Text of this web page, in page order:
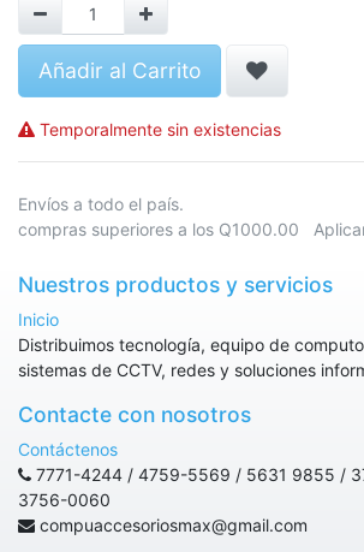
Añadir al Carrito
Temporalmente sin existencias
Envíos a todo el país.
compras superiores a los Q1000.00
Nuestros productos y servicios
Inicio
Distribuimos tecnología, equipo de
sistemas de CCTV, redes y soluciones
Contacte con nosotros
Contáctenos
7771-4244 / 4759-5569 / 5631 9855 /
3756-0060
compuaccesoriosmax@gmail.com